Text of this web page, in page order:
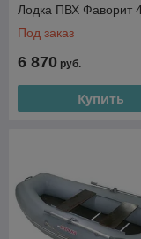
Лодка ПВХ Фаворит
Под заказ
6 870 руб.
Купить